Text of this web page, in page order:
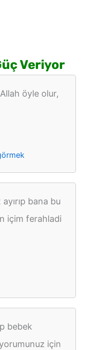
Veriyor
öyle olur,
bana bu
içim ferahladi
bebek
için